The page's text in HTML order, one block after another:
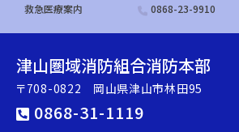
救急医療案内
0868-23-9910
津山圏域消防組合消防本部
〒708-0822 岡山県津山市林田95
0868-31-1119